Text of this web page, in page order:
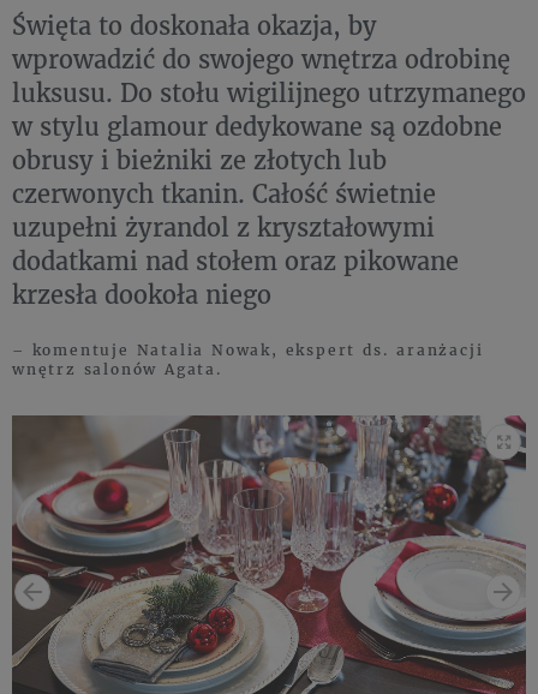
Święta to doskonała okazja, by
wprowadzić do swojego wnętrza odrobinę
luksusu. Do stołu wigilijnego utrzymanego
w stylu glamour dedykowane są ozdobne
obrusy i bieżniki ze złotych lub
czerwonych tkanin. Całość świetnie
uzupełni żyrandol z kryształowymi
dodatkami nad stołem oraz pikowane
krzesła dookoła niego
– komentuje Natalia Nowak, ekspert ds. aranżacji
wnętrz salonów Agata.